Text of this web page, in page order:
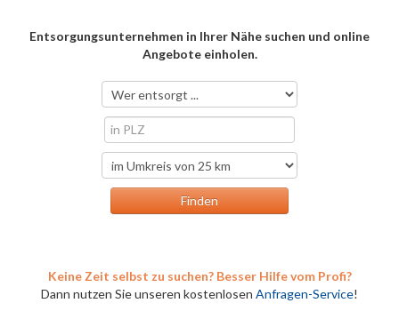
Entsorgungsunternehmen in Ihrer Nähe suchen und online
Angebote einholen.
Keine Zeit selbst zu suchen? Besser Hilfe vom Profi?
Dann nutzen Sie unseren kostenlosen Anfragen-Service!